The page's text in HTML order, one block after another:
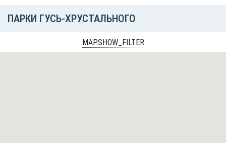
ПАРКИ ГУСЬ-ХРУСТАЛЬНОГО
MAP.SHOW_FILTER